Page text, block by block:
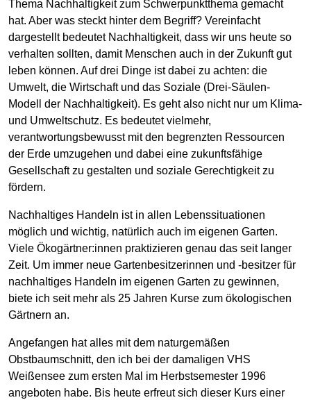
Thema Nachhaltigkeit zum Schwerpunktthema gemacht
hat. Aber was steckt hinter dem Begriff? Vereinfacht
dargestellt bedeutet Nachhaltigkeit, dass wir uns heute so
verhalten sollten, damit Menschen auch in der Zukunft gut
leben können. Auf drei Dinge ist dabei zu achten: die
Umwelt, die Wirtschaft und das Soziale (Drei-Säulen-
Modell der Nachhaltigkeit). Es geht also nicht nur um Klima-
und Umweltschutz. Es bedeutet vielmehr,
verantwortungsbewusst mit den begrenzten Ressourcen
der Erde umzugehen und dabei eine zukunftsfähige
Gesellschaft zu gestalten und soziale Gerechtigkeit zu
fördern.
Nachhaltiges Handeln ist in allen Lebenssituationen
möglich und wichtig, natürlich auch im eigenen Garten.
Viele Ökogärtner:innen praktizieren genau das seit langer
Zeit. Um immer neue Gartenbesitzerinnen und -besitzer für
nachhaltiges Handeln im eigenen Garten zu gewinnen,
biete ich seit mehr als 25 Jahren Kurse zum ökologischen
Gärtnern an.
Angefangen hat alles mit dem naturgemäßen
Obstbaumschnitt, den ich bei der damaligen VHS
Weißensee zum ersten Mal im Herbstsemester 1996
angeboten habe. Bis heute erfreut sich dieser Kurs einer